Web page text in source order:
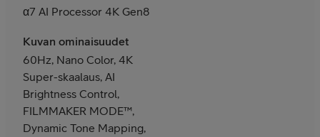
α7 AI Processor 4K Gen8
Kuvan ominaisuudet
60Hz, Nano Color, 4K
Super-skaalaus, AI
Brightness Control,
FILMMAKER MODE™,
Dynamic Tone Mapping,